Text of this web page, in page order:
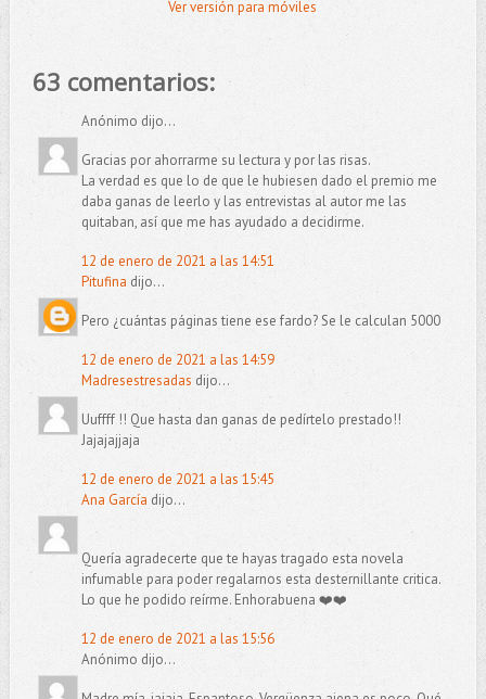
Ver versión para móviles
63 comentarios:
Anónimo dijo...
Gracias por ahorrarme su lectura y por las risas.
La verdad es que lo de que le hubiesen dado el premio me
daba ganas de leerlo y las entrevistas al autor me las
quitaban, así que me has ayudado a decidirme.
12 de enero de 2021 a las 14:51
Pitufina dijo...
Pero ¿cuántas páginas tiene ese fardo? Se le calculan 5000
12 de enero de 2021 a las 14:59
Madresestresadas dijo...
Uuffff !! Que hasta dan ganas de pedírtelo prestado!!
Jajajajjaja
12 de enero de 2021 a las 15:45
Ana García dijo...
Quería agradecerte que te hayas tragado esta novela
infumable para poder regalarnos esta desternillante critica.
Lo que he podido reírme. Enhorabuena ❤️❤️
12 de enero de 2021 a las 15:56
Anónimo dijo...